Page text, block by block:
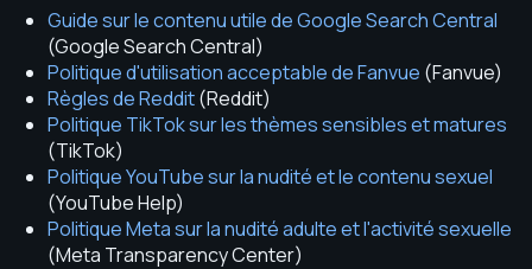
Guide sur le contenu utile de Google Search Central
(Google Search Central)
Politique d'utilisation acceptable de Fanvue (Fanvue)
Règles de Reddit(Reddit)
Politique TikTok sur les thèmes sensibles et matures
(TikTok)
Politique YouTube sur la nudité et le contenu sexuel
(YouTube Help)
Politique Meta sur la nudité adulte et l'activité sexuelle
(Meta Transparency Center)